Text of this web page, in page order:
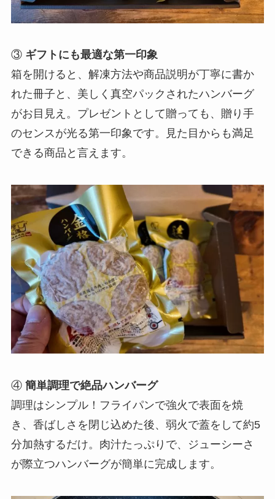
③ ギフトにも最適な第一印象
箱を開けると、解凍方法や商品説明が丁寧に書か
れた冊子と、美しく真空パックされたハンバーグ
がお目見え。プレゼントとして贈っても、贈り手
のセンスが光る第一印象です。見た目からも満足
できる商品と言えます。
④ 簡単調理で絶品ハンバーグ
調理はシンプル！フライパンで強火で表面を焼
き、香ばしさを閉じ込めた後、弱火で蓋をして約5
分加熱するだけ。肉汁たっぷりで、ジューシーさ
が際立つハンバーグが簡単に完成します。